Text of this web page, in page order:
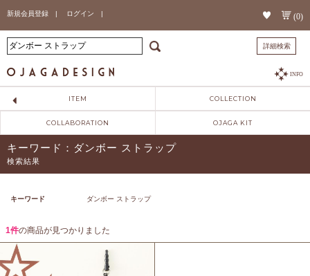
新規会員登録 | ログイン | (0)
詳細検索
INFO
ITEM COLLECTION
COLLABORATION OJAGA KIT
キーワード：ダンボー ストラップ
検索結果
キーワード ダンボー ストラップ
1件の商品が見つかりました